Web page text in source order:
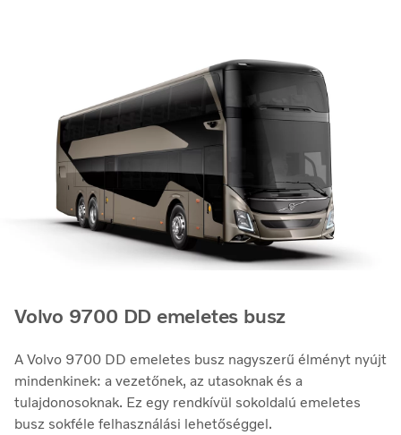
Volvo 9700 DD emeletes busz
A Volvo 9700 DD emeletes busz nagyszerű élményt nyújt
mindenkinek: a vezetőnek, az utasoknak és a
tulajdonosoknak. Ez egy rendkívül sokoldalú emeletes
busz sokféle felhasználási lehetőséggel.